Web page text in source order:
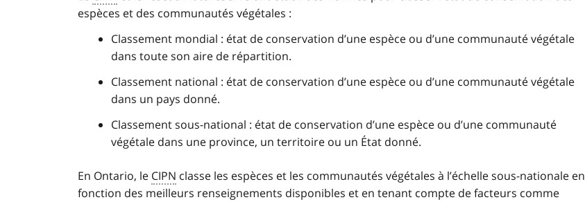
espèces et des communautés végétales :
Classement mondial : état de conservation d’une espèce ou d’une communauté végétale
dans toute son aire de répartition.
Classement national : état de conservation d’une espèce ou d’une communauté végétale
dans un pays donné.
Classement sous-national : état de conservation d’une espèce ou d’une communauté
végétale dans une province, un territoire ou un État donné.
En Ontario, le CIPN classe les espèces et les communautés végétales à l’échelle sous-nationale en
fonction des meilleurs renseignements disponibles et en tenant compte de facteurs comme